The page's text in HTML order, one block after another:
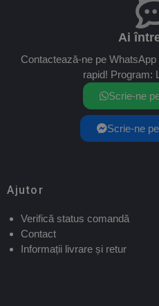
Ai
Contactează-ne pe
rapid! Program:
Scrie-ne
Scrie-ne
Ajutor
Verifică status comandă
Contact
Informații livrare și retur